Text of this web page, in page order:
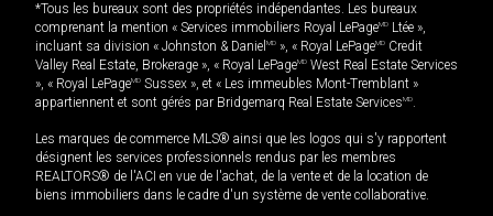
*Tous les bureaux sont des propriétés indépendantes. Les bureaux
comprenant la mention « Services immobiliers Royal LePageMD Ltée »,
incluant sa division « Johnston & Daniel MD », « Royal LePageMD Credit
Valley Real Estate, Brokerage », « Royal LePageMD West Real Estate Services
», « Royal LePageMD Sussex », et « Les immeubles Mont-Tremblant »
appartiennent et sont gérés par Bridgemarq Real Estate ServicesMD.
Les marques de commerce MLS® ainsi que les logos qui s'y rapportent
désignent les services professionnels rendus par les membres
REALTORS® de l'ACI en vue de l'achat, de la vente et de la location de
biens immobiliers dans le cadre d'un système de vente collaborative.